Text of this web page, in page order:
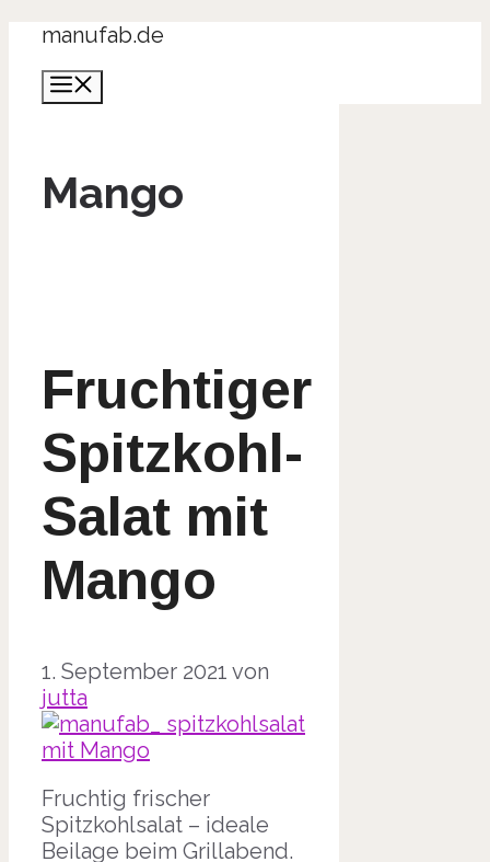
Zum
springen
manufab.de
Mango
Fruchtiger
Spitzkohl-
Salat mit
Mango
1. September 2021 von
jutta
Fruchtig frischer
Spitzkohlsalat – ideale
Beilage beim Grillabend.